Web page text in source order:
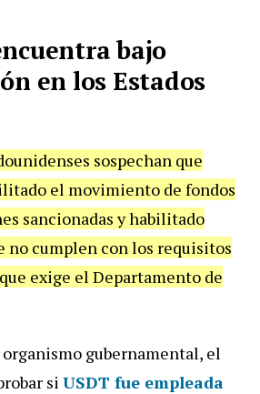
bajo
en los Estados
sospechan que
el movimiento de fondos
sancionadas y habilitado
no cumplen con los requisitos
exige el Departamento de
gubernamental, el
si USDT fue empleada